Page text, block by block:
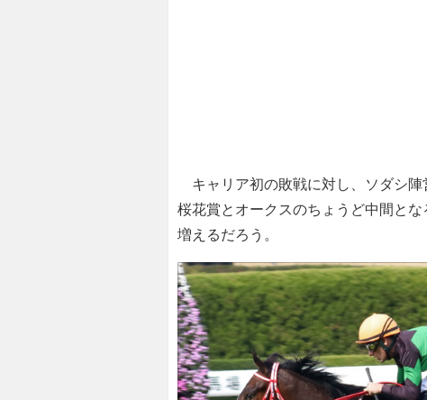
キャリア初の敗戦に対し、ソダシ陣
桜花賞とオークスのちょうど中間と
増えるだろう。